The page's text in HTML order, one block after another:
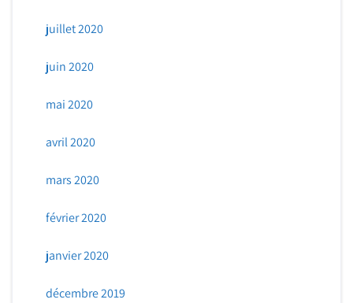
juillet 2020
juin 2020
mai 2020
avril 2020
mars 2020
février 2020
janvier 2020
décembre 2019